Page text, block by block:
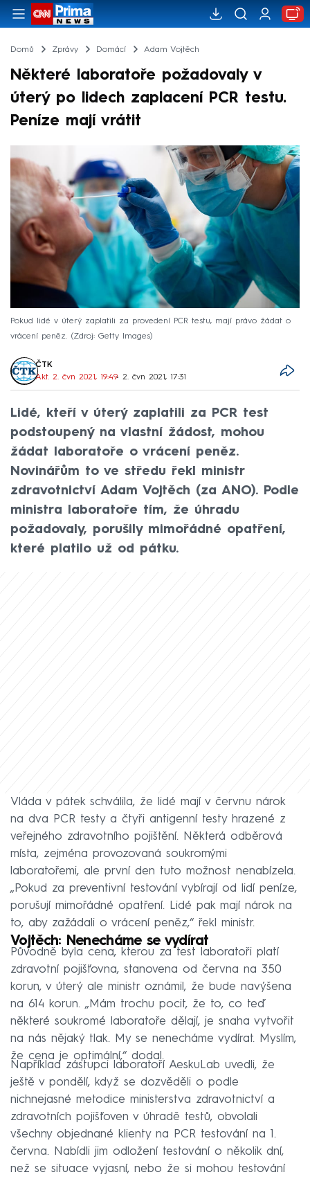
Domů Zprávy Domácí Adam Vojtěch
Některé laboratoře požadovaly v
úterý po lidech zaplacení PCR testu.
Peníze mají vrátit
Pokud lidé v úterý zaplatili za provedení PCR testu, mají právo žádat o
vrácení peněz.
Zdroj: Getty Images
ČTK
Akt. 2. čvn 2021, 19:49• 2. čvn 2021, 17:31
Lidé, kteří v úterý zaplatili za PCR test
podstoupený na vlastní žádost, mohou
žádat laboratoře o vrácení peněz.
Novinářům to ve středu řekl ministr
zdravotnictví Adam Vojtěch (za ANO). Podle
ministra laboratoře tím, že úhradu
požadovaly, porušily mimořádné opatření,
které platilo už od pátku.
Vláda v pátek schválila, že lidé mají v červnu nárok
na dva PCR testy a čtyři antigenní testy hrazené z
veřejného zdravotního pojištění. Některá odběrová
místa, zejména provozovaná soukromými
laboratořemi, ale první den tuto možnost nenabízela.
„Pokud za preventivní testování vybírají od lidí peníze,
porušují mimořádné opatření. Lidé pak mají nárok na
to, aby zažádali o vrácení peněz,“ řekl ministr.
Vojtěch: Nenecháme se vydírat
Původně byla cena, kterou za test laboratoři platí
zdravotní pojišťovna, stanovena od června na 350
korun, v úterý ale ministr oznámil, že bude navýšena
na 614 korun. „Mám trochu pocit, že to, co teď
některé soukromé laboratoře dělají, je snaha vytvořit
na nás nějaký tlak. My se nenecháme vydírat. Myslím,
že cena je optimální,“ dodal.
Například zástupci laboratoří AeskuLab uvedli, že
ještě v pondělí, když se dozvěděli o podle
nichnejasné metodice ministerstva zdravotnictví a
zdravotních pojišťoven v úhradě testů, obvolali
všechny objednané klienty na PCR testování na 1.
června. Nabídli jim odložení testování o několik dní,
než se situace vyjasní, nebo že si mohou testování